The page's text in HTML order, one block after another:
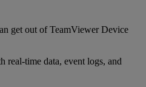
get out of TeamViewer Device
real-time data, event logs, and